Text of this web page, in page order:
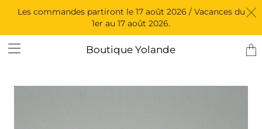
Les commandes partiront le 17 août 2026 / Vacances du
1er au 17 août 2026.
Boutique Yolande